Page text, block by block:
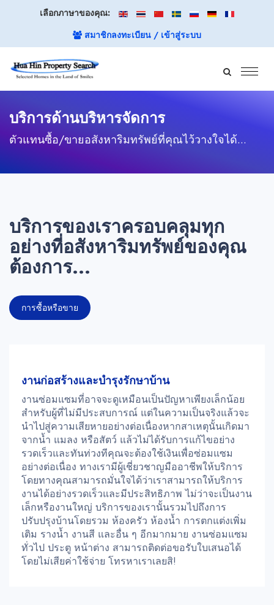
เลือกภาษาของคุณ:
สมาชิกลงทะเบียน / เข้าสู่ระบบ
บริการด้านบริหารจัดการ
ตัวแทนซื้อ/ขายอสังหาริมทรัพย์ที่คุณไว้วางใจได้...
บริการของเราครอบคลุมทุก
อย่างที่อสังหาริมทรัพย์ของคุณ
ต้องการ...
การซื้อหรือขาย
งานก่อสร้างและบำรุงรักษาบ้าน
งานซ่อมแซมที่อาจจะดูเหมือนเป็นปัญหาเพียงเล็กน้อย
สำหรับผู้ที่ไม่มีประสบการณ์ แต่ในความเป็นจริงแล้วจะ
นำไปสู่ความเสียหายอย่างต่อเนื่องหากสาเหตุนั้นเกิดมา
จากน้ำ แมลง หรือสัตว์ แล้วไม่ได้รับการแก้ไขอย่าง
รวดเร็วและทันท่วงทีคุณจะต้องใช้เงินเพื่อซ่อมแซม
อย่างต่อเนื่อง ทางเรามีผู้เชี่ยวชาญมืออาชีพให้บริการ
โดยทางคุณสามารถมั่นใจได้ว่าเราสามารถให้บริการ
งานได้อย่างรวดเร็วและมีประสิทธิภาพ ไม่ว่าจะเป็นงาน
เล็กหรืองานใหญ่ บริการของเรานั้นรวมไปถึงการ
ปรับปรุงบ้านโดยรวม ห้องครัว ห้องน้ำ การตกแต่งเพิ่ม
เติม รางน้ำ งานสี และอื่น ๆ อีกมากมาย งานซ่อมแซม
ทั่วไป ประตู หน้าต่าง สามารถติดต่อขอรับใบเสนอได้
โดยไม่เสียค่าใช้จ่าย โทรหาเราเลยสิ!